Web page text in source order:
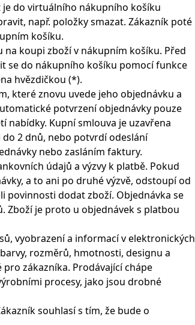
je do virtuálního nákupního košíku
např. položky smazat. Zákazník poté
košíku.
na koupi zboží v nákupním košíku. Před
se do nákupního košíku pomocí funkce
hvězdičkou (*).
které znovu uvede jeho objednávku a
potvrzení objednávky pouze
nabídky. Kupní smlouva je uzavřena
2 dnů, nebo potvrdí odeslání
nebo zasláním faktury.
údajů a výzvy k platbě. Pokud
a to ani po druhé výzvě, odstoupí od
povinnosti dodat zboží. Objednávka se
Zboží je proto u objednávek s platbou
vyobrazení a informací v elektronických
rozměrů, hmotnosti, designu a
zákazníka. Prodávající chápe
procesy, jako jsou drobné
souhlasí s tím, že bude o